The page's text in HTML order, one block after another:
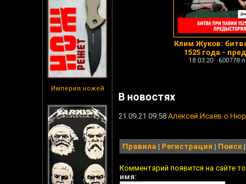
Империя ножей
Клим Жуков:
1525 года -
18.03.20 600778
В новостях
21.09.21 09:58 Алексей Исаев о
Правила | Регистрация | Поиск|
Комментарий появится на сайте
имя: